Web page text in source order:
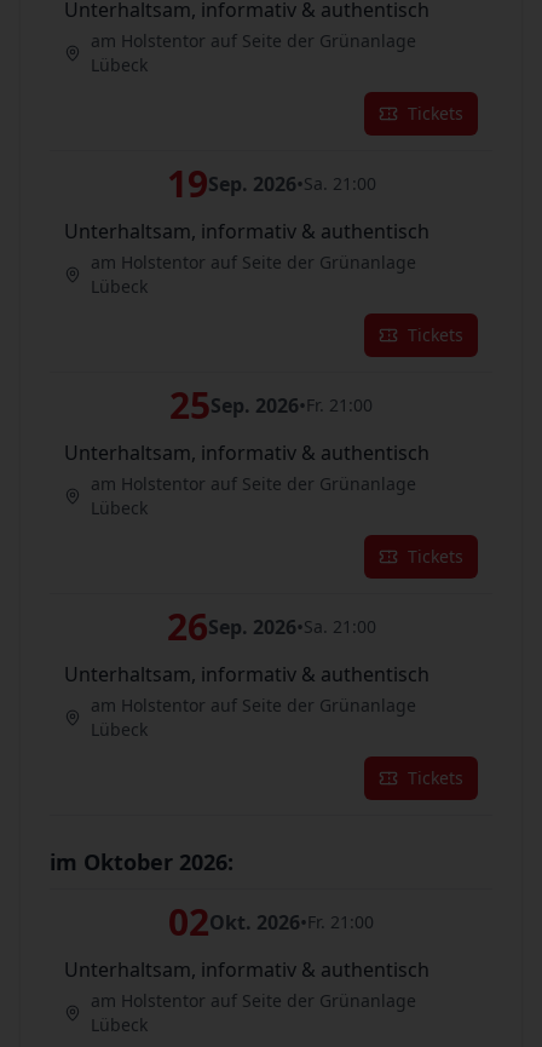
Unterhaltsam, informativ & authentisch
am Holstentor auf Seite der Grünanlage
Lübeck
Tickets
19Sep. 2026•Sa. 21:00
Unterhaltsam, informativ & authentisch
am Holstentor auf Seite der Grünanlage
Lübeck
Tickets
25Sep. 2026•Fr. 21:00
Unterhaltsam, informativ & authentisch
am Holstentor auf Seite der Grünanlage
Lübeck
Tickets
26Sep. 2026•Sa. 21:00
Unterhaltsam, informativ & authentisch
am Holstentor auf Seite der Grünanlage
Lübeck
Tickets
im Oktober 2026:
02Okt. 2026•Fr. 21:00
Unterhaltsam, informativ & authentisch
am Holstentor auf Seite der Grünanlage
Lübeck